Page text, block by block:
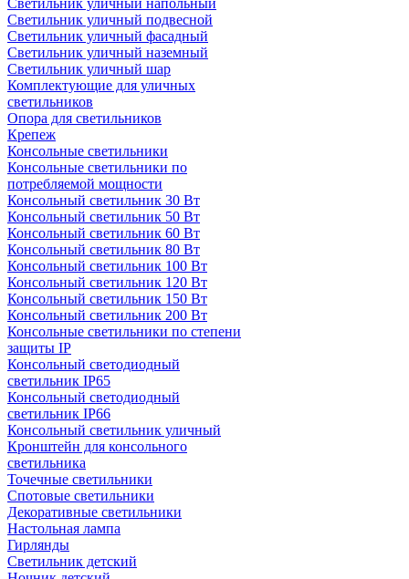
Светильник уличный напольный
Светильник уличный подвесной
Светильник уличный фасадный
Светильник уличный наземный
Cветильник уличный шар
Комплектующие для уличных
светильников
Опора для светильников
Крепеж
Консольные светильники
Консольные светильники по
потребляемой мощности
Консольный светильник 30 Вт
Консольный светильник 50 Вт
Консольный светильник 60 Вт
Консольный светильник 80 Вт
Консольный светильник 100 Вт
Консольный светильник 120 Вт
Консольный светильник 150 Вт
Консольный светильник 200 Вт
Консольные светильники по степени
защиты IP
Консольный светодиодный
светильник IP65
Консольный светодиодный
светильник IP66
Консольный светильник уличный
Кронштейн для консольного
светильника
Точечные светильники
Спотовые светильники
Декоративные светильники
Настольная лампа
Гирлянды
Светильник детский